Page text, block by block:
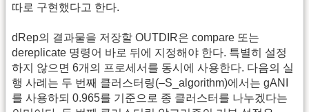
따로 구현했다고 한다.
dRep의 결과물을 저장할 OUTDIR은 compare 또는
dereplicate 명령어 바로 뒤에 지정해야 한다. 특별히 설정
하지 않으면 6개의 프로세서를 동시에 사용한다. 다음의 실
행 사례는 두 번째 클러스터링(–S_algorithm)에서는 gANI
를 사용하되 0.965를 기준으로 종 클러스터를 나누겠다는